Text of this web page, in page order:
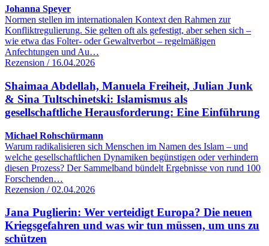
Johanna Speyer
Normen stellen im internationalen Kontext den Rahmen zur
Konfliktregulierung. Sie gelten oft als gefestigt, aber sehen sich –
wie etwa das Folter- oder Gewaltverbot – regelmäßigen
Anfechtungen und Au…
Rezension / 16.04.2026
Shaimaa Abdellah, Manuela Freiheit, Julian Junk
& Sina Tultschinetski: Islamismus als
gesellschaftliche Herausforderung: Eine Einführung
Michael Rohschürmann
Warum radikalisieren sich Menschen im Namen des Islam – und
welche gesellschaftlichen Dynamiken begünstigen oder verhindern
diesen Prozess? Der Sammelband bündelt Ergebnisse von rund 100
Forschenden…
Rezension / 02.04.2026
Jana Puglierin: Wer verteidigt Europa? Die neuen
Kriegsgefahren und was wir tun müssen, um uns zu
schützen